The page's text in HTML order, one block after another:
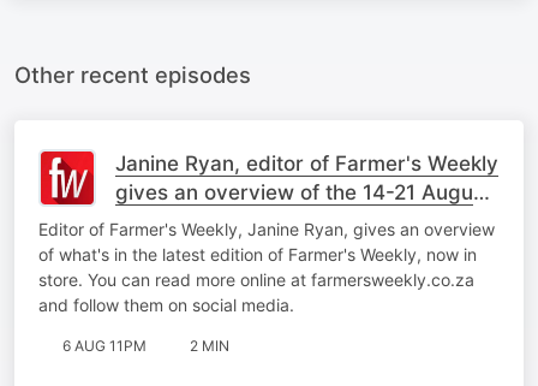
Other recent episodes
Janine Ryan, editor of Farmer's Weekly
gives an overview of the 14-21 August
issue
Editor of Farmer's Weekly, Janine Ryan, gives an overview
of what's in the latest edition of Farmer's Weekly, now in
store. You can read more online at farmersweekly.co.za
and follow them on social media.
6 AUG 11PM 2 MIN